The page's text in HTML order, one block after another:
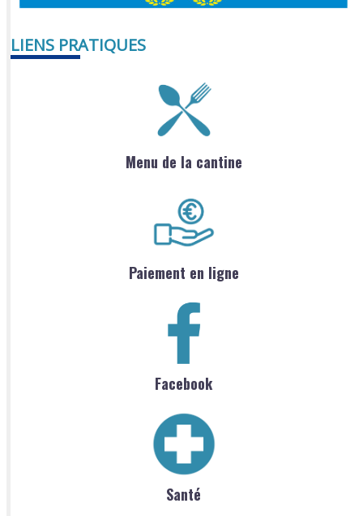
LIENS PRATIQUES
Menu de la cantine
Paiement en ligne
Facebook
Santé